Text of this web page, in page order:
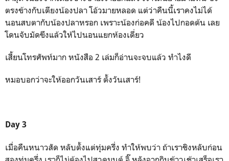
ตรงข้างกับเตียงน้องปลา โอ้วมายหลอด แต่ว่าคืนนี้เราคงไม่ได้
นอนสบตากับน้องปลาหรอก เพราะน้องก่อคดี น้องไปกอดต้น เลย
โดนจับมัดขึงแล้วให้ไปนอนแยกห้องเดี่ยว
เสี้ยนโทรศัพท์มาก หนังสือ 2 เล่มก็อ่านจะจบแล้ว ทำไงดี
หมอบอกว่าจะให้ออกวันเสาร์ ตั้งวันเสาร์!
Day 3
เมื่อคืนหนาวสัด หลับตั้งแต่ทุ่มครึ่ง ทำให้พบว่า ถ้าเราชิงหลับก่อน